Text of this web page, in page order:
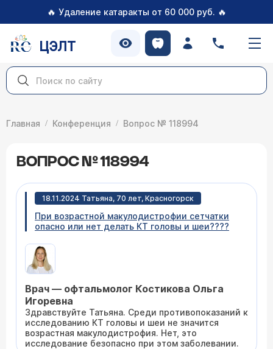
🔥 Удаление катаракты от 60 000 руб. 🔥
ЦЭЛТ
Главная Конференция Вопрос № 118994
ВОПРОС № 118994
18.11.2024 Татьяна, 70 лет, Красногорск
При возрастной макулодистрофии сетчатки
опасно или нет делать КТ головы и шеи????
Врач — офтальмолог Костикова Ольга
Игоревна
Здравствуйте Татьяна. Среди противопоказаний к
исследованию КТ головы и шеи не значится
возрастная макулодистрофия. Нет, это
исследование безопасно при этом заболевании.